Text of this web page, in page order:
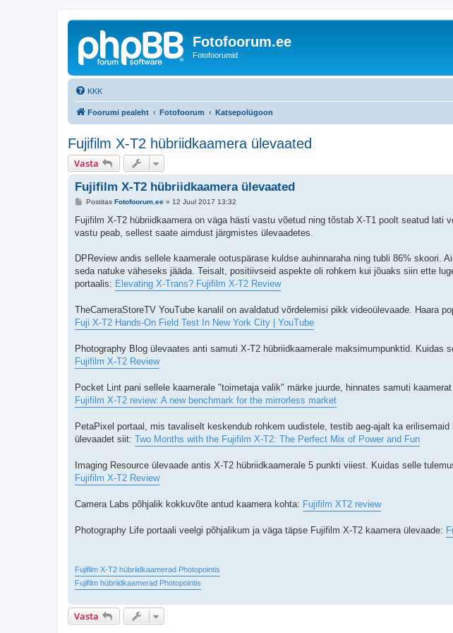
Fotofoorum.ee
Fotofoorumid
KKK
Foorumi pealeht Fotofoorum Katsepolügoon
Fujifilm X-T2 hübriidkaamera ülevaated
Vasta
Fujifilm X-T2 hübriidkaamera ülevaated
P
s
t
i
s
Postitas Fotofoorum.ee» 12 Juul 2017 13:32
Fujifilm X-T2 hübriidkaamera on väga hästi vastu võetud ning tõstab X-T1 poolt seatud lati
vastu peab, sellest saate aimdust järgmistes ülevaadetes.
DPReview andis sellele kaamerale ootuspärase kuldse auhinnaraha ning tubli 86% skoori.
seda natuke väheseks jääda. Teisalt, positiivseid aspekte oli rohkem kui jõuaks siin ette
portaalis: Elevating X-Trans? Fujifilm X-T2 Review
TheCameraStoreTV YouTube kanalil on avaldatud võrdelemisi pikk videoülevaade. Haara
Fuji X-T2 Hands-On Field Test In New York City | YouTube
Photography Blog ülevaates anti samuti X-T2 hübriidkaamerale maksimumpunktid. Kuidas
Fujifilm X-T2 Review
Pocket Lint pani sellele kaamerale "toimetaja valik" märke juurde, hinnates samuti
Fujifilm X-T2 review: A new benchmark for the mirrorless market
PetaPixel portaal, mis tavaliselt keskendub rohkem uudistele, testib aeg-ajalt ka
ülevaadet siit: Two Months with the Fujifilm X-T2: The Perfect Mix of Power and Fun
Imaging Resource ülevaade antis X-T2 hübriidkaamerale 5 punkti viiest. Kuidas selle
Fujifilm X-T2 Review
Camera Labs põhjalik kokkuvõte antud kaamera kohta: Fujifilm XT2 review
Photography Life portaali veelgi põhjalikum ja väga täpse Fujifilm X-T2 kaamera ülevaade:
Fujifilm X-T2 hübriidkaamerad Photopointis
Fujifilm hübriidkaamerad Photopointis
Vasta